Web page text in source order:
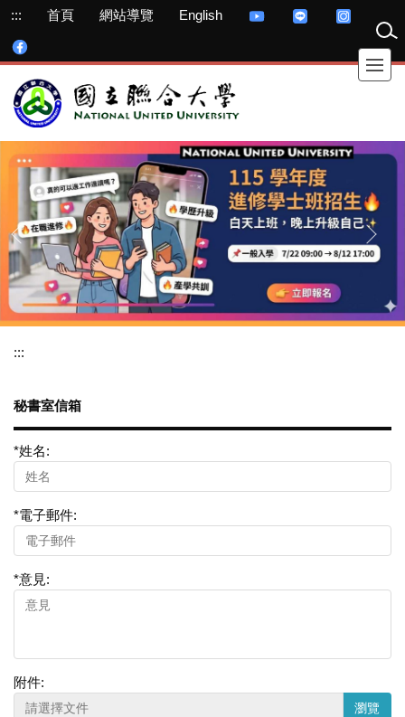
跳
主
內
容
::: 首頁 網站導覽 English
:::
秘書室信箱
*姓名:
*電子郵件:
*意見:
附件:
瀏覽